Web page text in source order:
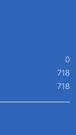
0
718
718